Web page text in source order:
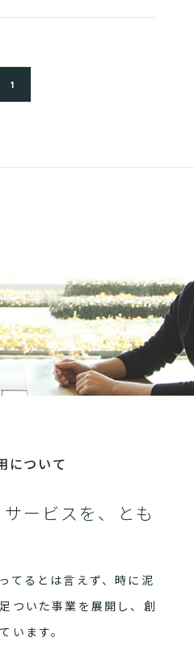
1
について
ービスを、とも
てるとは言えず、時に泥
ついた事業を展開し、創
います。